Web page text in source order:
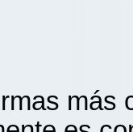
más